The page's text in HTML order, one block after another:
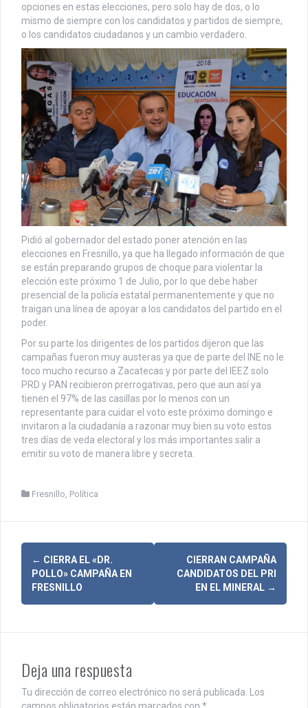
opciones en estas elecciones, pero solo hay de dos, o lo
mismo de siempre con los candidatos y partidos de siempre,
o los candidatos ciudadanos y un cambio verdadero.
Pidió al gobernador del estado poner atención en las
elecciones en Fresnillo, ya que ha llegado información de que
se están preparando grupos de choque para violentar la
elección este próximo 1 de Julio, por lo que debe haber
presencial de la policía estatal permanentemente y que no
traigan una línea de apoyar a los candidatos del partido en el
poder.
Por su parte los dirigentes de los partidos dijeron que las
campañas fueron muy austeras ya que de parte del INE no le
toco mucho recurso a Zacatecas y por parte del IEEZ solo
PRD y PAN recibieron prerrogativas, pero que aun así ya
tienen el 97% de las casillas por lo menos con un
representante para cuidar el voto este próximo domingo e
invitaron a la ciudadanía a razonar muy bien su voto estos
tres días de veda electoral y los más importantes salir a
emitir su voto de manera libre y secreta.
Fresnillo Política
N
g
a
← CIERRA EL «DR.
POLLO» CAMPAÑA EN
FRESNILLO
CIERRAN CAMPAÑA
CANDIDATOS DEL PRI
EN EL MINERAL →
Deja una respuesta
Tu dirección de correo electrónico no será publicada. Los
campos obligatorios están marcados con *